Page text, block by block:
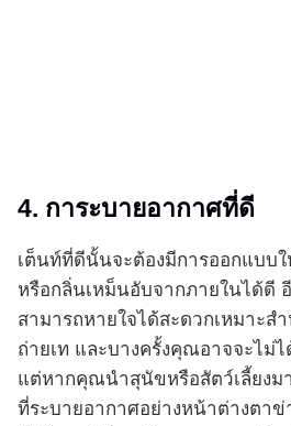
4. การะบายอากาศที่ดี
เต็นท์ที่ดีนั้นจะต้องมีการออกแบบ
หรือกลิ่นเหม็นอับจากภายในได้ดี
สามารถหายใจได้สะดวกเหมาะ
ถ่ายเท และบางครั้งคุณอาจจะไม่ไ
แต่หากคุณนำสุนัขหรือสัตว์เลี้ยงม
ที่ระบายอากาศอย่างหน้าต่างตาข่